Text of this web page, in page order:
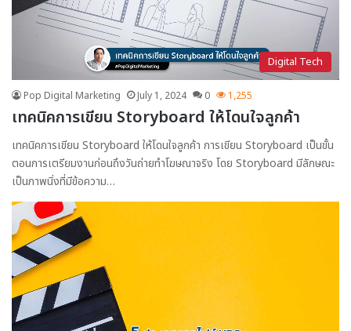
Digital Tech
Pop Digital Marketing July 1, 2024 0 1,255
เทคนิคการเขียน Storyboard ให้โดนใจลูกค้า
เทคนิคการเขียน Storyboard ให้โดนใจลูกค้า การเขียน Storyboard เป็นขั้น
ตอนการเตรียมงานก่อนถึงวันถ่ายทำโฆษณาจริง โดย Storyboard มีลักษณะ
เป็นภาพนิ่งที่มีข้อความ…